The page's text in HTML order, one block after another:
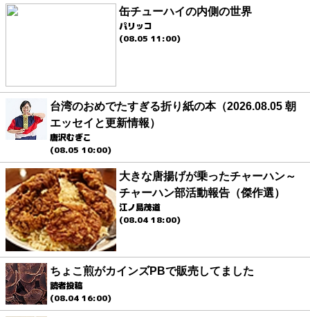
缶チューハイの内側の世界
パリッコ
(08.05 11:00)
台湾のおめでたすぎる折り紙の本（2026.08.05 朝
エッセイと更新情報）
唐沢むぎこ
(08.05 10:00)
大きな唐揚げが乗ったチャーハン～
チャーハン部活動報告（傑作選）
江ノ島茂道
(08.04 18:00)
ちょこ煎がカインズPBで販売してました
読者投稿
(08.04 16:00)